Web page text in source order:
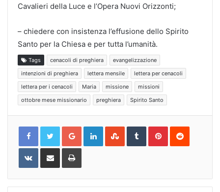
Cavalieri della Luce e l’Opera Nuovi Orizzonti;
– chiedere con insistenza l’effusione dello Spirito
Santo per la Chiesa e per tutta l’umanità.
Tags cenacoli di preghiera
evangelizzazione
intenzioni di preghiera
lettera mensile
lettera per cenacoli
lettera per i cenacoli
Maria missione
missioni
ottobre mese missionario
preghiera Spirito Santo
Google+LinkedInStumbleUpon
TumblrPinterestReddit
VKontakteShare
Email
Print